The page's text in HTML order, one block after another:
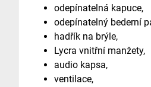
odepínatelná kapuce,
odepínatelný bederní
hadřík na brýle,
Lycra vnitřní manžety,
audio kapsa,
ventilace,